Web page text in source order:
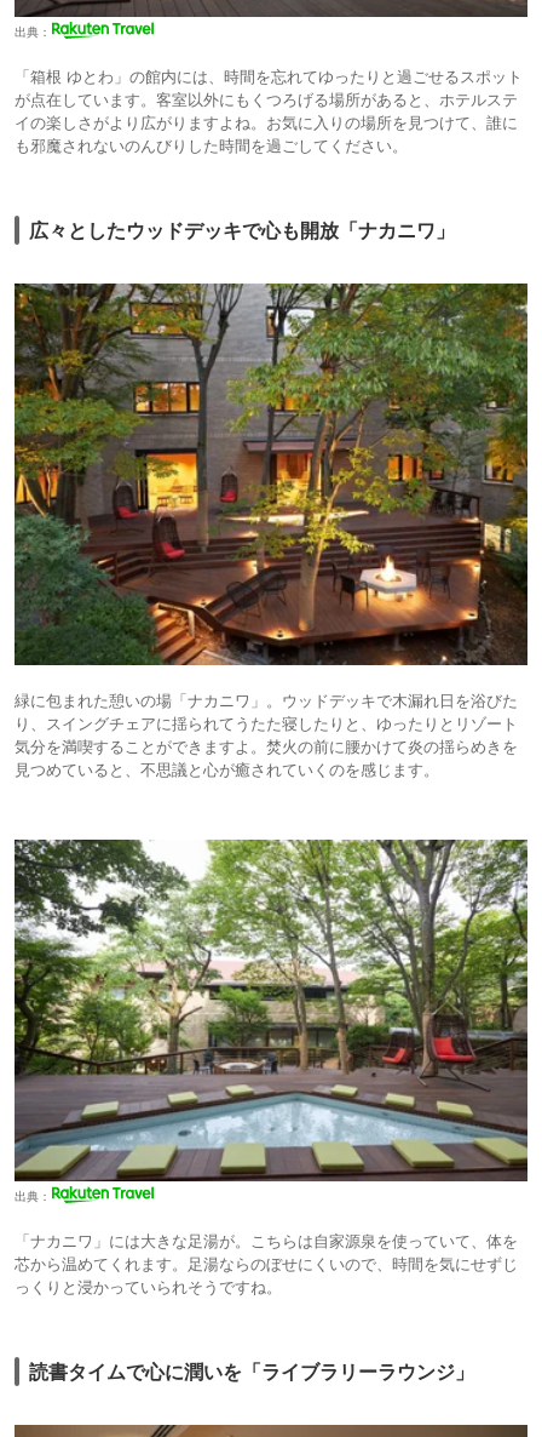
出典：
「箱根 ゆとわ」の館内には、時間を忘れてゆったりと過ごせるスポット
が点在しています。客室以外にもくつろげる場所があると、ホテルステ
イの楽しさがより広がりますよね。お気に入りの場所を見つけて、誰に
も邪魔されないのんびりした時間を過ごしてください。
広々としたウッドデッキで心も開放「ナカニワ」
緑に包まれた憩いの場「ナカニワ」。ウッドデッキで木漏れ日を浴びた
り、スイングチェアに揺られてうたた寝したりと、ゆったりとリゾート
気分を満喫することができますよ。焚火の前に腰かけて炎の揺らめきを
見つめていると、不思議と心が癒されていくのを感じます。
出典：
「ナカニワ」には大きな足湯が。こちらは自家源泉を使っていて、体を
芯から温めてくれます。足湯ならのぼせにくいので、時間を気にせずじ
っくりと浸かっていられそうですね。
読書タイムで心に潤いを「ライブラリーラウンジ」